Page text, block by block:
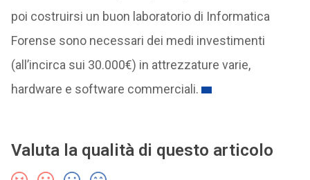
poi costruirsi un buon laboratorio di Informatica
Forense sono necessari dei medi investimenti
(all’incirca sui 30.000€) in attrezzature varie,
hardware e software commerciali.
Valuta la qualità di questo articolo